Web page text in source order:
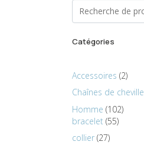
Catégories
Accessoires 2
Chaînes de cheville
Homme 102
bracelet 55
collier 27